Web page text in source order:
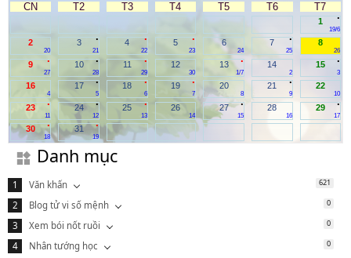
CN T2 T3 T4 T5 T6 T7
.
1
19/6
2
20
.
3
21
.
4
22
.
5
23
6
24
.
7
25
8
26
.
9
27
.
10
28
.
11
29
12
30
.
13
1/7
14
2
.
15
3
16
4
.
17
5
.
18
6
.
19
7
20
8
.
21
9
22
10
.
23
11
.
24
12
.
25
13
26
14
.
27
15
28
16
.
29
17
.
30
18
.
31
19
Danh mục
Văn khấn 621
Blog tử vi số mệnh 0
Xem bói nốt ruồi 0
Nhân tướng học 0